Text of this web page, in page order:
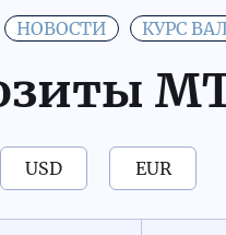
НОВОСТИ КУРС
USD EUR